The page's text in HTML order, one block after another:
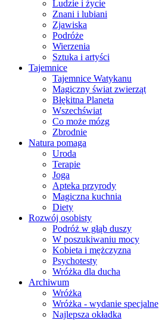
Ludzie i życie
Znani i lubiani
Zjawiska
Podróże
Wierzenia
Sztuka i artyści
Tajemnice
Tajemnice Watykanu
Magiczny świat zwierząt
Błękitna Planeta
Wszechświat
Co może mózg
Zbrodnie
Natura pomaga
Uroda
Terapie
Joga
Apteka przyrody
Magiczna kuchnia
Diety
Rozwój osobisty
Podróż w głąb duszy
W poszukiwaniu mocy
Kobieta i mężczyzna
Psychotesty
Wróżka dla ducha
Archiwum
Wróżka
Wróżka - wydanie specjalne
Najlepsza okładka